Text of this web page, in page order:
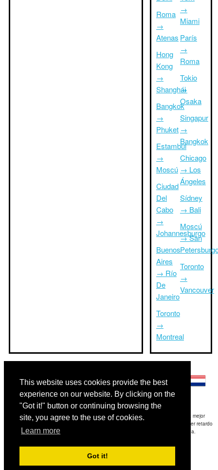
This website uses cookies provide the best
experience on our website. By clicking on the
"Got it!" button or continuing browsing the
site, you agree to the use of cookies.
Learn more
Got it!
Roma
→
Atenas
Hong
Kong
→
Shanghái
Bangkok
→
Phuket
Estambul
→
Moscú
Ciudad
Del
Cabo
→
Johannesburgo
Buenos
Aires
→ Río
De
Janeiro
Toronto
→
Montreal
→
Miami
París
→
Roma
Tokio
→
Osaka
Singapur
→
Bangkok
Chicago
→ Los
Ángeles
Sídney
→ Bali
Moscú
→ San
Toronto
→
Vancouver
Exención de responsabilidad: La información mostrada en este sitio es nuestra mejor
estimación y sólo para su referencia.TripTimeTo.com no es responsable de cualquier retardo
de ida y / o consiguientes daños resultaron de la información proporcionada.
Copyright 2015-2026
Contact Usfor feedback.